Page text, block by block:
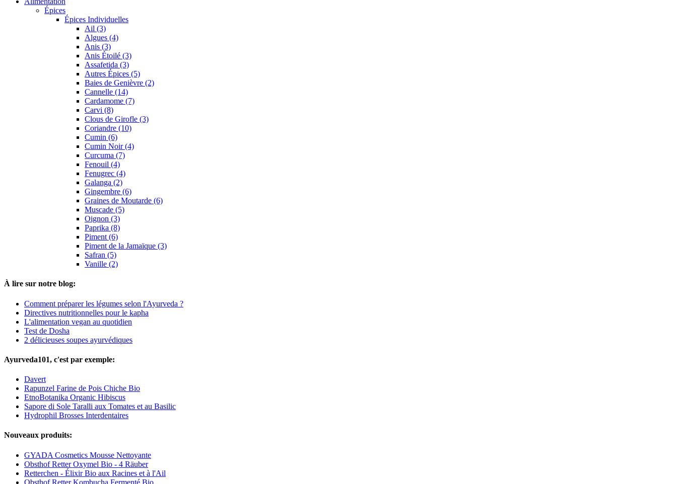
Épices
Épices Individuelles
Ail (3)
Algues (4)
Anis (3)
Anis Étoilé (3)
Assafetida (3)
Autres Épices (5)
Baies de Genièvre (2)
Cannelle (14)
Cardamome (7)
Carvi (8)
Clous de Girofle (3)
Coriandre (10)
Cumin (6)
Cumin Noir (4)
Curcuma (7)
Fenouil (4)
Fenugrec (4)
Galanga (2)
Gingembre (6)
Graines de Moutarde (6)
Muscade (5)
Oignon (3)
Paprika (8)
Piment (6)
Piment de la Jamaïque (3)
Safran (5)
Vanille (2)
À lire sur notre blog:
Comment préparer les légumes selon l'Ayurveda ?
Directives nutritionnelles pour le kapha
L'alimentation vegan au quotidien
Test de Dosha
2 délicieuses soupes ayurvédiques
Ayurveda101, c'est par exemple:
Davert
Rapunzel Farine de Pois Chiche Bio
EtnoBotanika Organic Hibiscus
Sapore di Sole Taralli aux Tomates et au Basilic
Hydrophil Brosses Interdentaires
Nouveaux produits:
GYADA Cosmetics Mousse Nettoyante
Obsthof Retter Oxymel Bio - 4 Räuber
Retterchen - Élixir Bio aux Racines et à l'Ail
Obsthof Retter Kombucha Fermenté Bio